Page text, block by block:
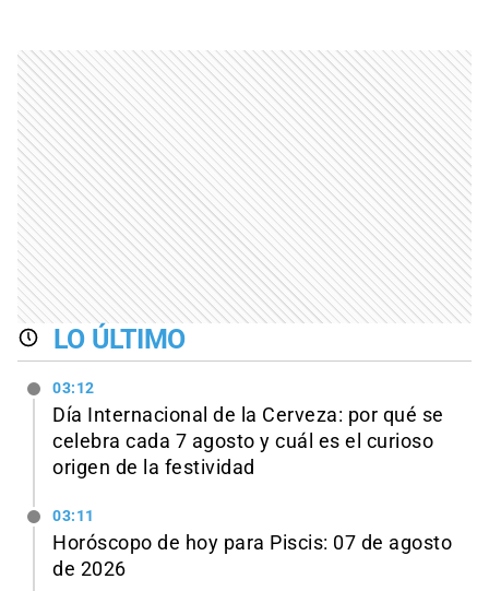
LO ÚLTIMO
03:12
Día Internacional de la Cerveza: por qué se
celebra cada 7 agosto y cuál es el curioso
origen de la festividad
03:11
Horóscopo de hoy para Piscis: 07 de agosto
de 2026